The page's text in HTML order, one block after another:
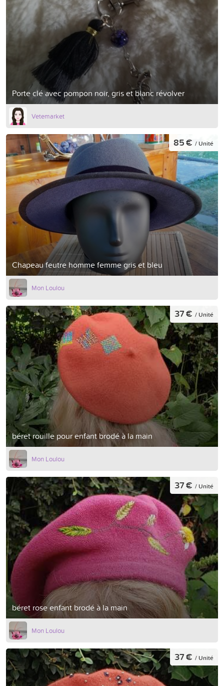
Porte clé avec pompon noir, gris et blanc révolver
Vetemarket
Chapeau feutre homme femme gris et bleu
85 € / Unité
Mon Loulou
béret rouille pour enfant brodé à la main
37 € / Unité
Mon Loulou
béret rose enfant brodé à la main
37 € / Unité
Mon Loulou
37 € / Unité